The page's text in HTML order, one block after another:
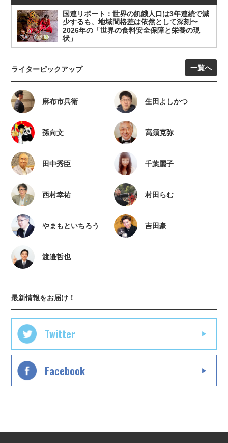
国連リポート：世界の飢餓人口は3年連続で減
少するも、地域間格差は依然として深刻〜
2026年の「世界の食料安全保障と栄養の現
状」
ライターピックアップ 一覧へ
麻布市兵衛 生田よしかつ
孫向文 高須克弥
田中秀臣 千葉麗子
西村幸祐 村田らむ
やまもといちろう 吉田豪
渡邉哲也
最新情報をお届け！
Twitter
Facebook